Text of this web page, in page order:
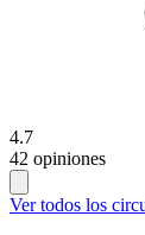
4.7
42 opiniones
Ver todos los